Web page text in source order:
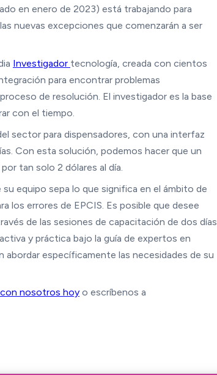
en enero de 2023) está trabajando para
nuevas excepciones que comenzarán a ser
Investigador tecnología, creada con cientos
para encontrar problemas
de resolución. El investigador es la base
con el tiempo.
sector para dispensadores, con una interfaz
Con esta solución, podemos hacer que un
tan solo 2 dólares al día.
equipo sepa lo que significa en el ámbito de
los errores de EPCIS. Es posible que desee
de las sesiones de capacitación de dos días
y práctica bajo la guía de expertos en
abordar específicamente las necesidades de su
nosotros hoy o escríbenos a